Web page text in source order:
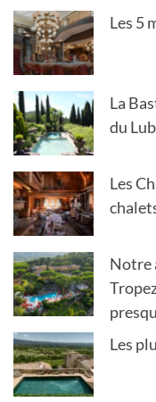
Les 5
La
du
Les
Notre
Les